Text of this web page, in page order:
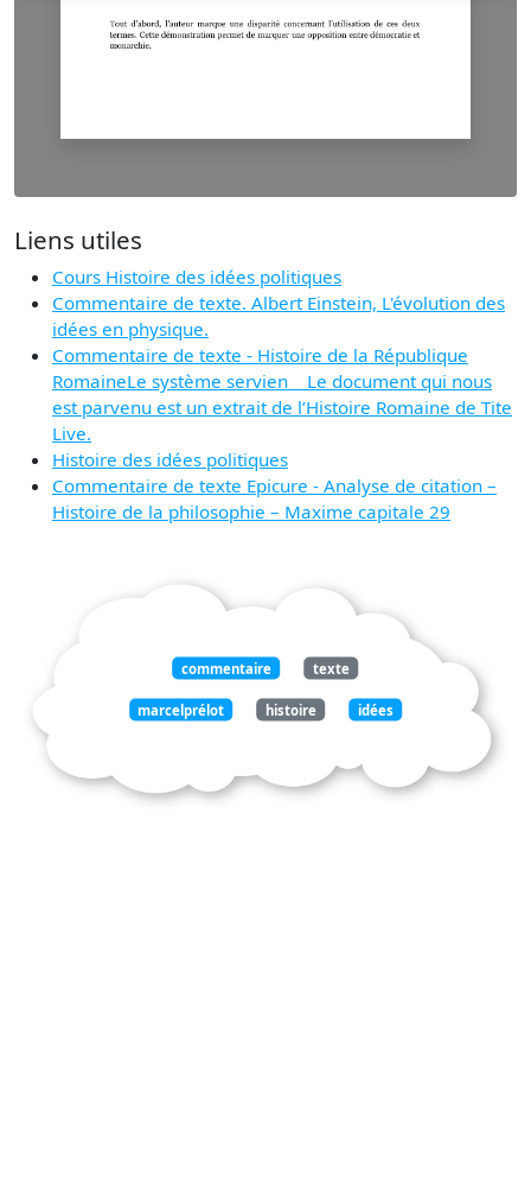
Liens utiles
Cours Histoire des idées politiques
Commentaire de texte. Albert Einstein, L'évolution des
idées en physique.
Commentaire de texte - Histoire de la République
RomaineLe système servien Le document qui nous
est parvenu est un extrait de l’Histoire Romaine de Tite
Live.
Histoire des idées politiques
Commentaire de texte Epicure - Analyse de citation –
Histoire de la philosophie – Maxime capitale 29
commentaire texte
marcelprélot histoire idées